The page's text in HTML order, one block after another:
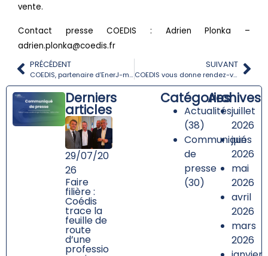
vente.
Contact presse COEDIS : Adrien Plonka –
adrien.plonka@coedis.fr
PRÉCÉDENT
COEDIS, partenaire d’EnerJ-meeting Lyon 2026
SUIVANT
COEDIS vous donne rendez-vous à Interclima 2026
Catégories
Actualités
(38)
Communiqués
de
presse
(30)
Derniers
articles
29/07/20
26
Faire
filière :
Coédis
trace la
feuille de
route
d’une
professio
Archives
juillet
2026
juin
2026
mai
2026
avril
2026
mars
2026